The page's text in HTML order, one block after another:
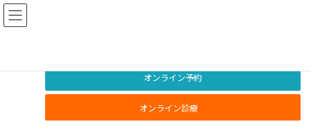
コ
ン
ナ
ビ
オンライン予約
オンライン診療